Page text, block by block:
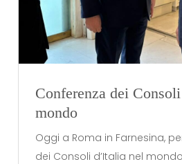
Conferenza dei
mondo
Oggi a Roma in Farnesina,
dei Consoli d’Italia nel